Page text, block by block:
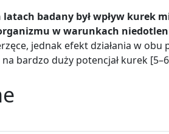
badany był wpływ kurek
w warunkach
jednak efekt działania w obu
bardzo duży potencjał kurek [5–